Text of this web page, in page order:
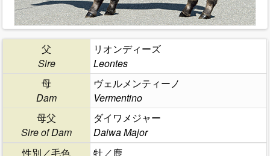
父
Sire
リオンディーズ
Leontes
母
Dam
ヴェルメンティーノ
Vermentino
母父
Sire of Dam
ダイワメジャー
Daiwa Major
性別／毛色
牡／鹿